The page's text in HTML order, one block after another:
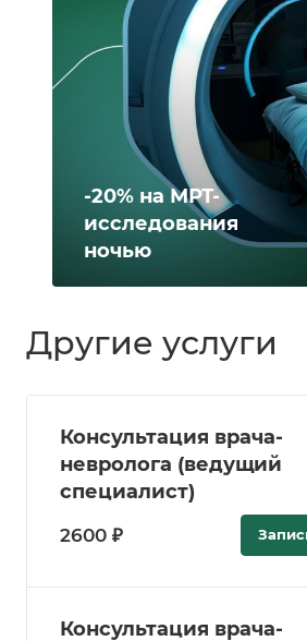
-20% на МРТ-
исследования
ночью
Другие услуги
Консультация врача-
невролога (ведущий
специалист)
2600 ₽
Консультация врача-